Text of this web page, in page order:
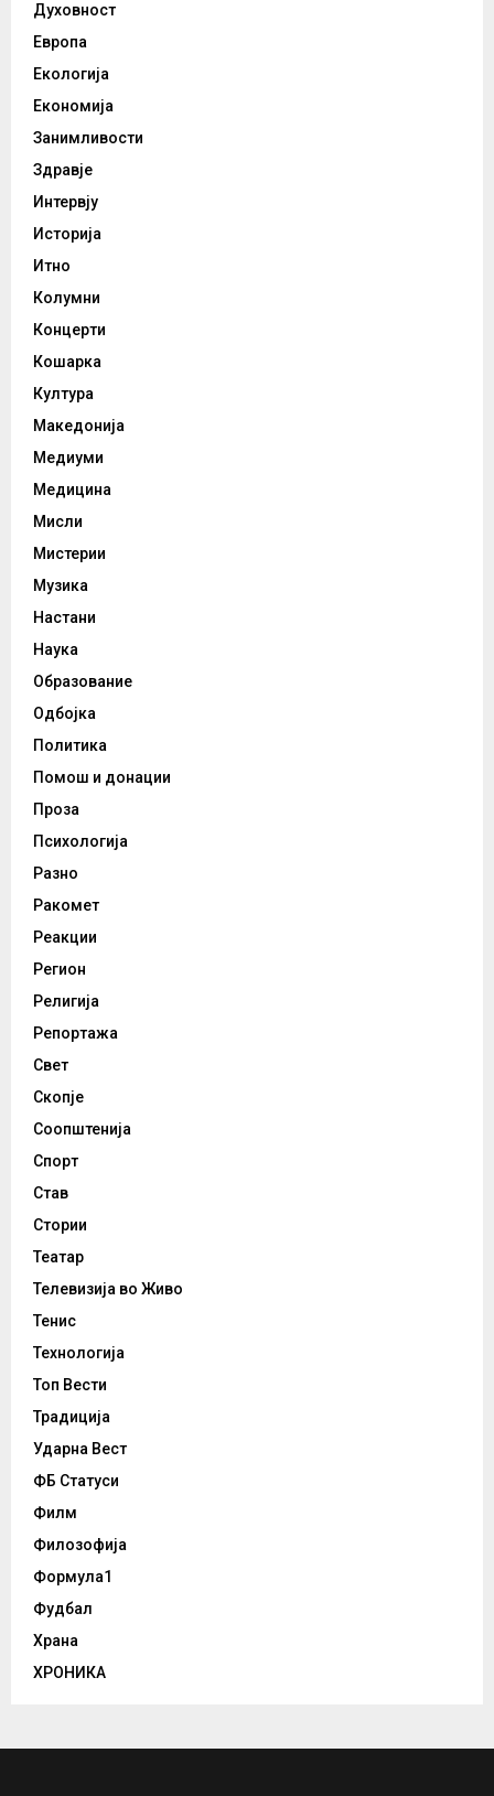
Духовност
Европа
Екологија
Економија
Занимливости
Здравје
Интервју
Историја
Итно
Колумни
Концерти
Кошарка
Култура
Македонија
Медиуми
Медицина
Мисли
Мистерии
Музика
Настани
Наука
Образование
Одбојка
Политика
Помош и донации
Проза
Психологија
Разно
Ракомет
Реакции
Регион
Религија
Репортажа
Свет
Скопје
Соопштенија
Спорт
Став
Стории
Театар
Телевизија во Живо
Тенис
Технологија
Топ Вести
Традиција
Ударна Вест
ФБ Статуси
Филм
Филозофија
Формула1
Фудбал
Храна
ХРОНИКА